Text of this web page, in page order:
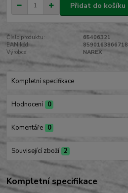
Přidat do košíku
Číslo produktu:
65406321
EAN kód:
8590163866718
Výrobce:
NAREX
Kompletní specifikace
Hodnocení 0
Komentáře 0
Související zboží 2
Kompletní specifikace